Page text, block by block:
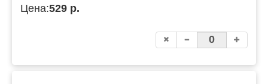
Цена:529 р.